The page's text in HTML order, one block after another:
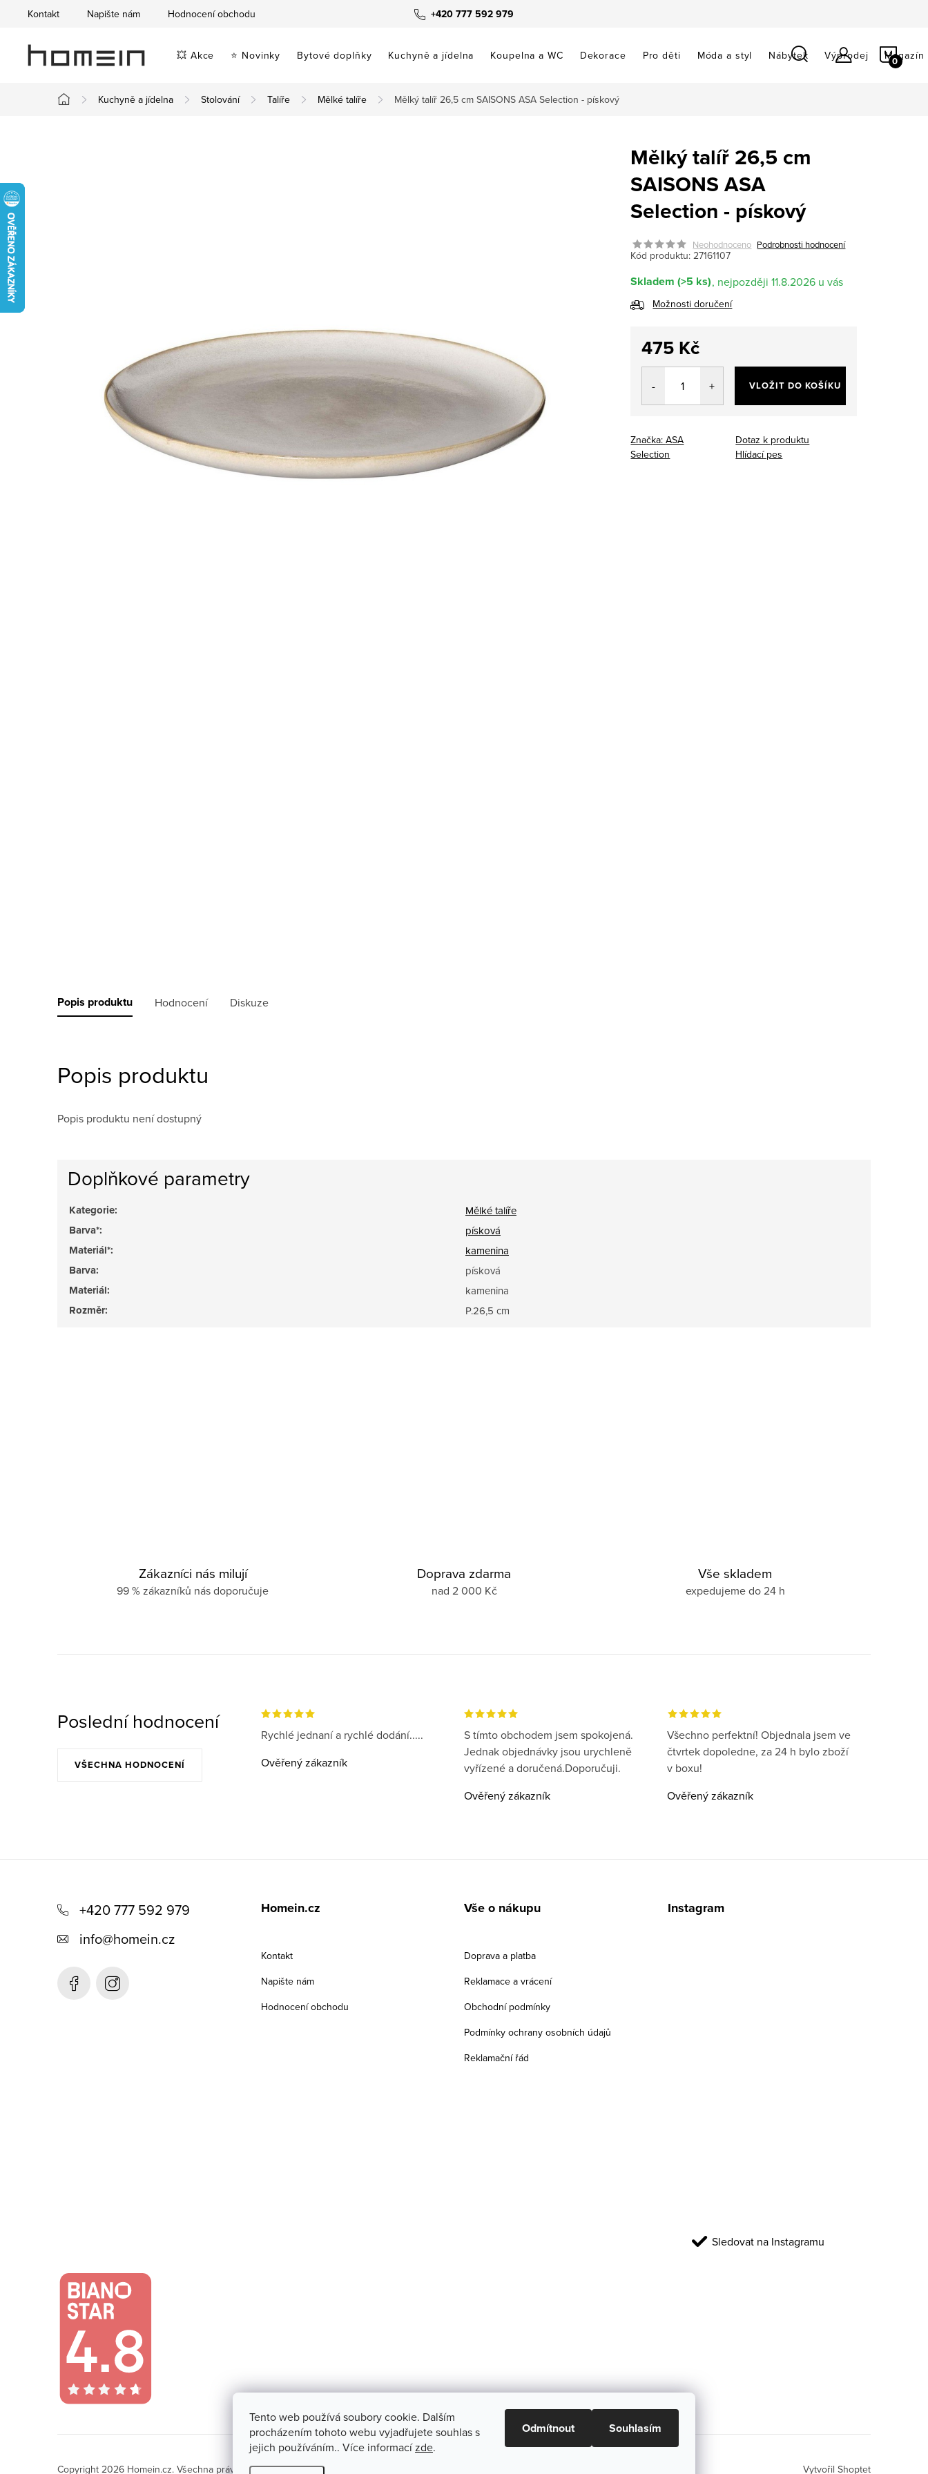
Tento web používá soubory cookie. Dalším
procházením tohoto webu vyjadřujete souhlas s
jejich používáním.. Více informacízde.
Odmítnout Souhlasím
obsah
+420 777 592 979
Kontakt Napište nám Hodnocení obchodu
💥 Akce ⭐ Novinky Bytové doplňky Kuchyně a jídelna Koupelna a WC Dekorace Pro děti Móda a styl Nábytek Výprodej Magazín
Domů
Kuchyně a jídelna Stolování Talíře Mělké talíře Mělký talíř 26,5 cm SAISONS ASA Selection - pískový
Mělký talíř 26,5 cm
SAISONS ASA
Selection - pískový
Neohodnoceno Podrobnosti hodnocení
Kód produktu: 27161107
Skladem (>5 ks) 11.8.2026
Možnosti doručení
475 Kč
Měrná
VLOŽIT DO KOŠÍKU
Značka:ASA
Selection
Dotaz k produktu
Hlídací pes
Popis produktu Hodnocení Diskuze
Popis produktu
Popis produktu není dostupný
Doplňkové parametry
Kategorie: Mělké talíře
Barva*: písková
Materiál*: kamenina
Barva: písková
Materiál: kamenina
Rozměr: P.26,5 cm
Zákazníci nás milují
99 % zákazníků nás doporučuje
Doprava zdarma
nad 2 000 Kč
Vše skladem
expedujeme do 24 h
Poslední hodnocení
VŠECHNA HODNOCENÍ
Rychlé jednaní a rychlé dodání.....
Ověřený zákazník
S tímto obchodem jsem spokojená.
Jednak objednávky jsou urychleně
vyřízené a doručená.Doporučuji.
Ověřený zákazník
Všechno perfektní! Objednala jsem ve
čtvrtek dopoledne, za 24 h bylo zboží
v boxu!
Ověřený zákazník
+420 777 592 979
info@homein.cz
Homein.cz
Kontakt
Napište nám
Hodnocení obchodu
Vše o nákupu
Doprava a platba
Reklamace a vrácení
Obchodní podmínky
Podmínky ochrany osobních údajů
Reklamační řád
Instagram
Sledovat na Instagramu
Vytvořil Shoptet
Copyright 2026 Homein.cz. Všechna práva vyhrazena.Upravit nastavení cookies